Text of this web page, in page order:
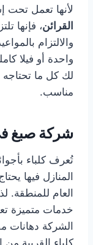
لأنها تعمل
القرائن، فإنها
والالتزام
واحدة أو فيلا
لك كل ما
مناسب.
شركة صبغ
تُعرف كلباء
المنازل فيها
العام للمنطقة.
خدمات متميزة
الشركة دهانات